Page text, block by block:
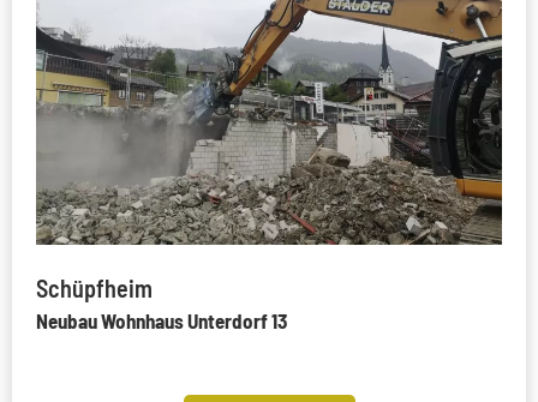
Schüpfheim
Neubau Wohnhaus Unterdorf 13